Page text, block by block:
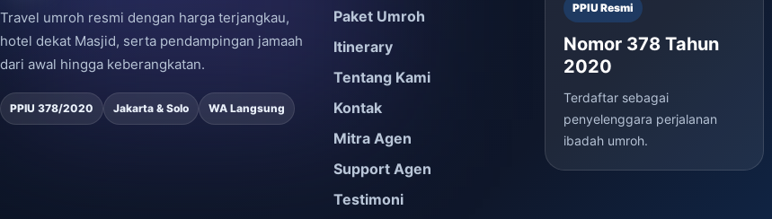
Travel umroh resmi dengan harga terjangkau,
hotel dekat Masjid, serta pendampingan jamaah
dari awal hingga keberangkatan.
PPIU 378/2020 Jakarta & Solo WA Langsung
Paket Umroh
Itinerary
Tentang Kami
Kontak
Mitra Agen
Support Agen
Testimoni
PPIU Resmi
Nomor 378 Tahun
2020
Terdaftar sebagai
penyelenggara perjalanan
ibadah umroh.